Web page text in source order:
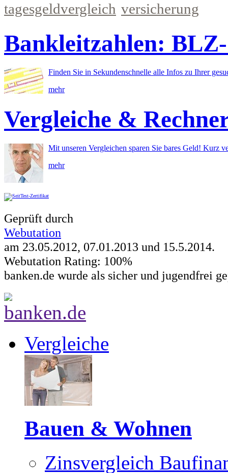
tagesgeldvergleich versicherung
Bankleitzahlen: BLZ-
Finden Sie in Sekundenschnelle alle Infos zu Ihrer
mehr
Vergleiche &
Mit unseren Vergleichen sparen Sie bares Geld! Kurz
mehr
Geprüft durch
Webutation
am 23.05.2012, 07.01.2013 und 15.5.2014.
Webutation Rating: 100%
banken.de wurde als sicher und jugendfrei
Vergleiche
Bauen & Wohnen
Zinsvergleich